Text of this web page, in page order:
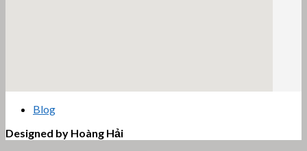
Blog
Designed by Hoàng Hải